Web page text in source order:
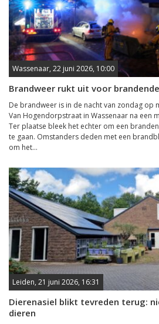
Wassenaar, 22 juni 2026, 10:00
Brandweer rukt uit voor
De brandweer is in de nacht van zondag op
Van Hogendorpstraat in Wassenaar na een
Ter plaatse bleek het echter om een
te gaan. Omstanders deden met een
om het...
Leiden, 21 juni 2026, 16:31
Dierenasiel blikt tevreden terug:
dieren